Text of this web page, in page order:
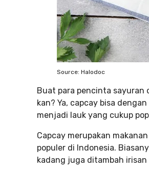
Source: Halodoc
Buat para pencinta sayuran
kan? Ya, capcay bisa
menjadi lauk yang cukup
Capcay merupakan
populer di Indonesia.
kadang juga ditambah